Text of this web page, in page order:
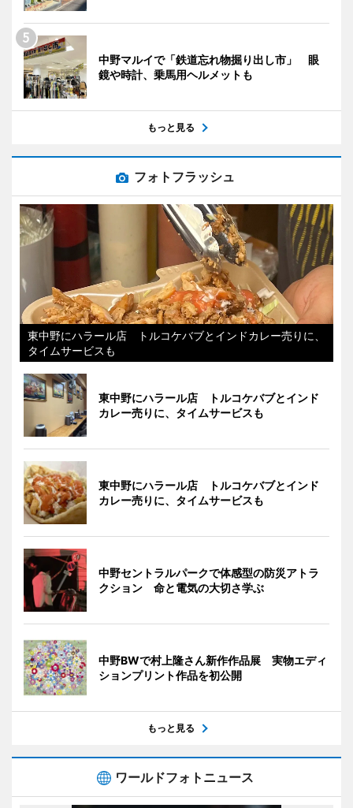
中野マルイで「鉄道忘れ物掘り出し市」 眼
鏡や時計、乗馬用ヘルメットも
もっと見る
フォトフラッシュ
東中野にハラール店 トルコケバブとインドカレー売りに、
タイムサービスも
東中野にハラール店 トルコケバブとインド
カレー売りに、タイムサービスも
東中野にハラール店 トルコケバブとインド
カレー売りに、タイムサービスも
中野セントラルパークで体感型の防災アトラ
クション 命と電気の大切さ学ぶ
中野BWで村上隆さん新作作品展 実物エディ
ションプリント作品を初公開
もっと見る
ワールドフォトニュース